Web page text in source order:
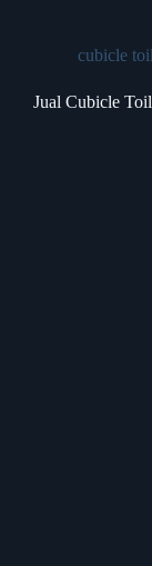
cubicle
Jual Cubicle